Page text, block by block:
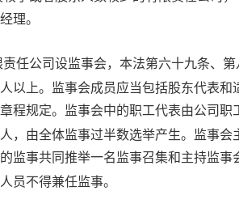
理。
任公司设监事会， 本法第六十九条、 第
以上。监事会成员应当包括股东代表
程规定。监事会中的职工代表由公司
，由全体监事过半数选举产生。监事
监事共同推举一名监事召集和主持监事
员不得兼任监事。